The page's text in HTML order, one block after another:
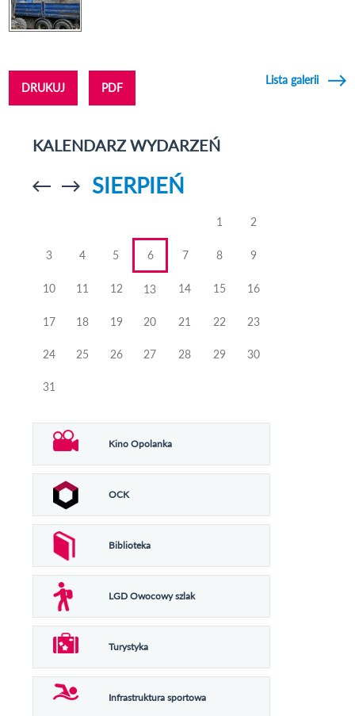
DRUKUJ PDF
Lista galerii
KALENDARZ WYDARZEŃ
Przejdź doPrzejdź do
SIERPIEŃ
1 2
3 4 5 6 7 8 9
10 11 12 13 14 15 16
17 18 19 20 21 22 23
24 25 26 27 28 29 30
31
Kino Opolanka
OCK
Biblioteka
LGD Owocowy szlak
Turystyka
Infrastruktura sportowa